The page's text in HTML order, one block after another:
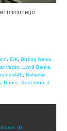
minionego
, IDK, Bishop Nehru,
Vezzo, Lloyd Banks,
, Bohemia
, Bones, Kool John, J-
0)